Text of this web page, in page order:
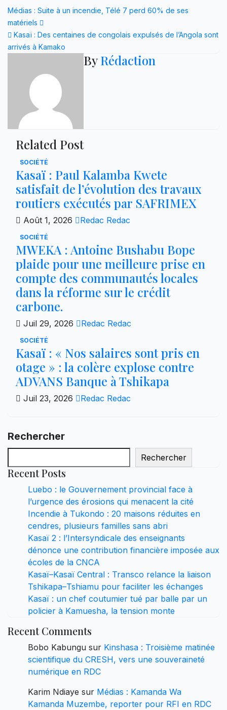
Navigation
de
l’article
Médias : Suite à un incendie, Télé 7 perd 60% de ses
matériels
Kasaï : Des centaines de congolais expulsés de l’Angola sont
arrivés à Kamako
ByRédaction
Related Post
SOCIÉTÉ
Kasaï : Paul Kalamba Kwete
satisfait de l’évolution des travaux
routiers exécutés par SAFRIMEX
Août 1, 2026 Redac Redac
SOCIÉTÉ
MWEKA : Antoine Bushabu Bope
plaide pour une meilleure prise en
compte des communautés locales
dans la réforme sur le crédit
carbone.
Juil 29, 2026 Redac Redac
SOCIÉTÉ
Kasaï : « Nos salaires sont pris en
otage » : la colère explose contre
ADVANS Banque à Tshikapa
Juil 23, 2026 Redac Redac
Rechercher
Rechercher
Recent Posts
Luebo : le Gouvernement provincial face à
l’urgence des érosions qui menacent la cité
Incendie à Tukondo : 20 maisons réduites en
cendres, plusieurs familles sans abri
Kasaï 2 : l’Intersyndicale des enseignants
dénonce une contribution financière imposée aux
écoles de la CNCA
Kasaï–Kasaï Central : Transco relance la liaison
Tshikapa–Tshiamu pour faciliter les échanges
Kasaï : un chef coutumier tué par balle par un
policier à Kamuesha, la tension monte
Recent Comments
Bobo Kabungu sur Kinshasa : Troisième matinée
scientifique du CRESH, vers une souveraineté
numérique en RDC
Karim Ndiaye sur Médias : Kamanda Wa
Kamanda Muzembe, reporter pour RFI en RDC